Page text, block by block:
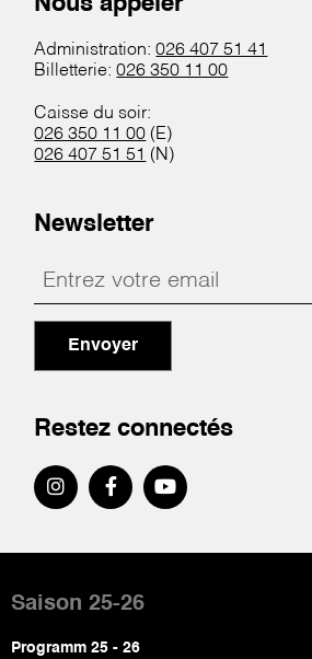
Administration:026 407 51 41
Billetterie:026 350 11 00
Caisse du soir:
026 350 11 00 (E)
026 407 51 51 (N)
Newsletter
Envoyer
Restez connectés
de
page
Saison 25-26
Programm 25 - 26